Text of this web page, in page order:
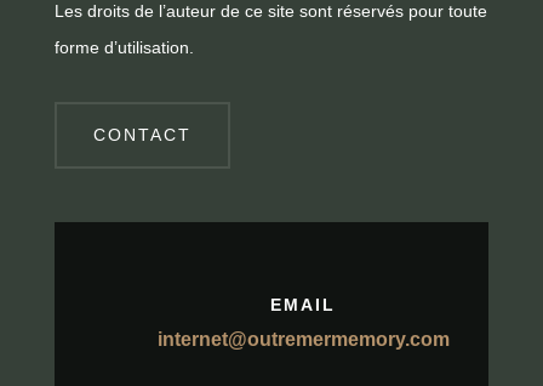
Les droits de l’auteur de ce site sont réservés pour toute
forme d’utilisation.
CONTACT
EMAIL
internet@outremermemory.com